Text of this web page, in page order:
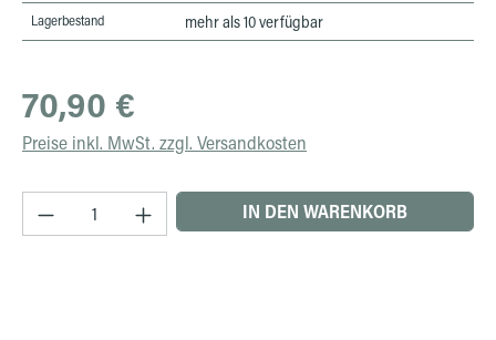
Lagerbestand mehr als 10 verfügbar
Regulärer Preis:
70,90 €
Preise inkl. MwSt. zzgl. Versandkosten
Produkt Anzahl: Gib den gewünschten Wert
IN DEN WARENKORB